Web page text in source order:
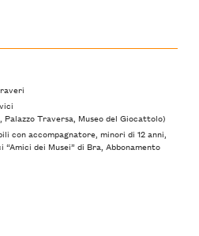
Palazzo Traversa, Museo del Giocattolo)
con accompagnatore, minori di 12 anni,
dei Musei” di Bra, Abbonamento